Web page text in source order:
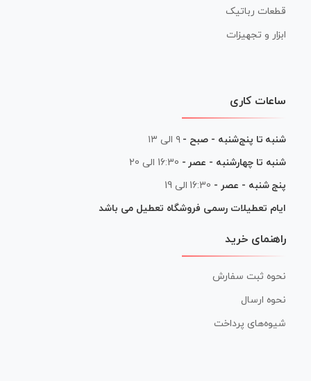
قطعات رباتیک
ابزار و تجهیزات
ساعات کاری
شنبه تا پنج‌شنبه - صبح - ۹ الی ۱۳
شنبه تا چهارشنبه - عصر - 16:30 الی 20
پنج شنبه - عصر - 16:30 الی 19
ایام تعطیلات رسمی فروشگاه تعطیل می باشد
راهنمای خرید
نحوه ثبت سفارش
نحوه ارسال
شیوه‌های پرداخت